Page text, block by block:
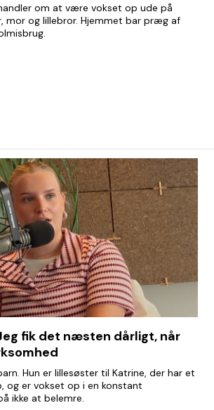
om at være vokset op ude på
mor og lillebror. Hjemmet bar præg af
fik det næsten dårligt, når
Hun er lillesøster til Katrine, der har et
og er vokset op i en konstant
ikke at belemre.